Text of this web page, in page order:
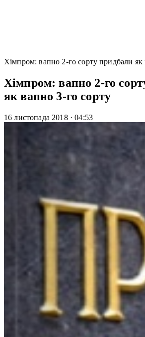
Хімпром: вапно 2-го сорту придбали як
Хімпром: вапно 2-го
як вапно 3-го сорту
16 листопада 2018 · 04:53